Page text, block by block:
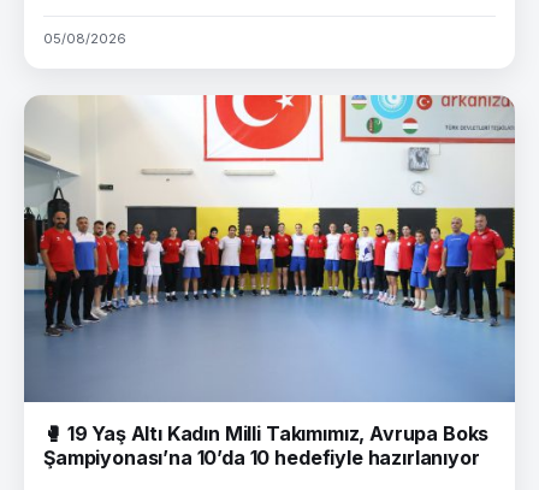
05/08/2026
🥊 19 Yaş Altı Kadın Milli Takımımız, Avrupa Boks
Şampiyonası’na 10’da 10 hedefiyle hazırlanıyor